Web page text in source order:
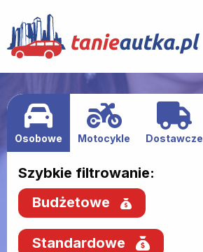
Osobowe Motocykle Dostawcze
Szybkie filtrowanie:
Budżetowe
Standardowe